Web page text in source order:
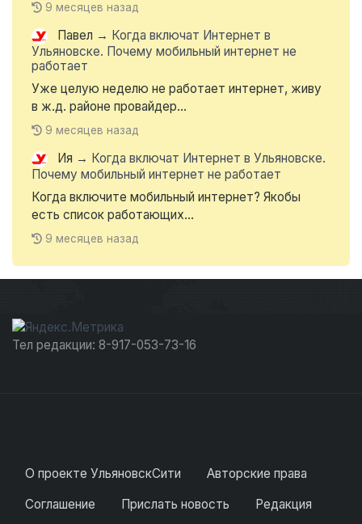
9 месяцев назад
Павел → Когда включат Интернет в
Ульяновске. Почему мобильный интернет не
работает
Уже целую неделю не работает интернет, живу
в ж.д. районе провайдер...
9 месяцев назад
Ия → Когда включат Интернет в Ульяновске.
Почему мобильный интернет не работает
Когда включите мобильный интернет? Якобы
есть список работающих...
9 месяцев назад
Тел редакции: 8-917-053-73-16
О проекте УльяновскСити
Авторские права
Соглашение
Прислать новость Редакция